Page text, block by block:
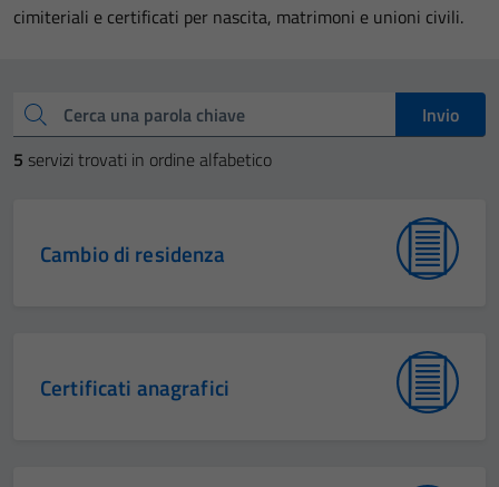
cimiteriali e certificati per nascita, matrimoni e unioni civili.
Cerca una parola chiave
Invio
5 servizi trovati in ordine alfabetico
Cambio di residenza
Certificati anagrafici